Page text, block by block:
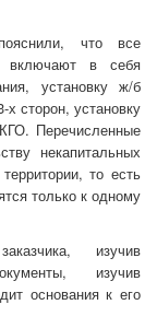
что все
включают в себя
установку ж/б
сторон, установку
Перечисленные
некапитальных
то есть
только к одному
изучив
изучив
основания к его